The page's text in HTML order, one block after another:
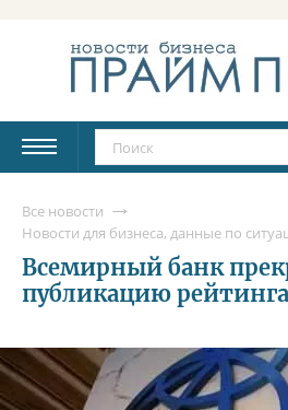
Все новости
Новости для бизнеса, данные по
Всемирный банк
публикацию